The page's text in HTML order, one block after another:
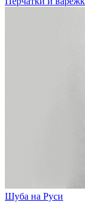
Шуба на Руси